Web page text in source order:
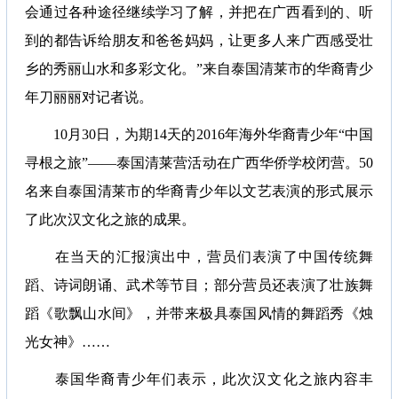
会通过各种途径继续学习了解，并把在广西看到的、听
到的都告诉给朋友和爸爸妈妈，让更多人来广西感受壮
乡的秀丽山水和多彩文化。”来自泰国清莱市的华裔青少
年刀丽丽对记者说。
10月30日，为期14天的2016年海外华裔青少年“中国
寻根之旅”——泰国清莱营活动在广西华侨学校闭营。50
名来自泰国清莱市的华裔青少年以文艺表演的形式展示
了此次汉文化之旅的成果。
在当天的汇报演出中，营员们表演了中国传统舞
蹈、诗词朗诵、武术等节目；部分营员还表演了壮族舞
蹈《歌飘山水间》，并带来极具泰国风情的舞蹈秀《烛
光女神》……
泰国华裔青少年们表示，此次汉文化之旅内容丰